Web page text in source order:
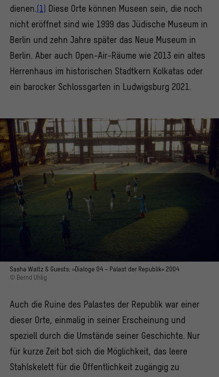
dienen.(1) Diese Orte können Museen sein, die noch
nicht eröffnet sind wie 1999 das Jüdische Museum in
Berlin und zehn Jahre später das Neue Museum in
Berlin. Aber auch Open-Air-Räume wie 2013 ein altes
Herrenhaus im historischen Stadtkern Kolkatas oder
ein barocker Schlossgarten in Ludwigsburg 2021.
Sasha Waltz & Guests: »Dialoge 04 – Palast der Republik« 2004
© Bernd Uhlig
Auch die Ruine des Palastes der Republik war einer
dieser Orte, einmalig in seiner Erscheinung und
speziell durch die Umstände seiner Geschichte. Nur
für kurze Zeit bot sich die Möglichkeit, das leere
Stahlskelett für die Öffentlichkeit zugängig zu